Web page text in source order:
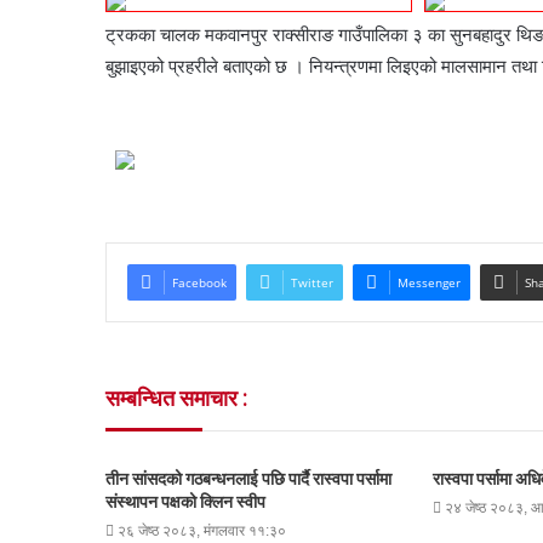
ट्रकका चालक मकवानपुर राक्सीराङ गाउँपालिका ३ का सुनबहादुर
बुझाइएको प्रहरीले बताएको छ । नियन्त्रणमा लिइएको मालसामान
Facebook Twitter Messenger
सम्बन्धित समाचार :
तीन सांसदको गठबन्धनलाई पछि पार्दै रास्वपा पर्सामा
संस्थापन पक्षको क्लिन स्वीप
२६ जेष्ठ २०८३, मंगलवार ११:३०
रास्वपा पर्सामा
२४ जेष्ठ २०८३,